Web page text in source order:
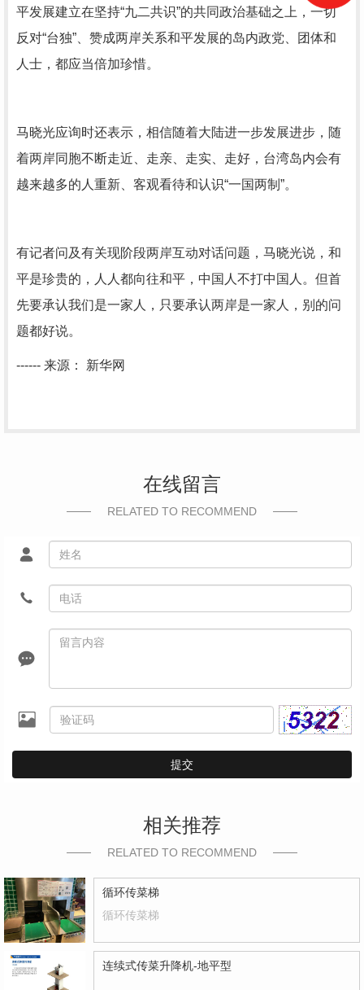
平发展建立在坚持“九二共识”的共同政治基础之上，一切
反对“台独”、赞成两岸关系和平发展的岛内政党、团体和
人士，都应当倍加珍惜。
马晓光应询时还表示，相信随着大陆进一步发展进步，随
着两岸同胞不断走近、走亲、走实、走好，台湾岛内会有
越来越多的人重新、客观看待和认识“一国两制”。
有记者问及有关现阶段两岸互动对话问题，马晓光说，和
平是珍贵的，人人都向往和平，中国人不打中国人。但首
先要承认我们是一家人，只要承认两岸是一家人，别的问
题都好说。
------ 来源： 新华网
在线留言
RELATED TO RECOMMEND
提交
相关推荐
RELATED TO RECOMMEND
循环传菜梯
循环传菜梯
连续式传菜升降机-地平型